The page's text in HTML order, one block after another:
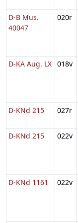
D-B Mus.
40047
020r
D-KA Aug. LX 018v
D-KNd 215 027r
D-KNd 215
022v
D-KNd 1161 022v